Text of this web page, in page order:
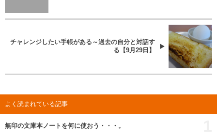
チャレンジしたい手帳がある～過去の自分と対話す
る【9月29日】
よく読まれている記事
無印の文庫本ノートを何に使おう・・・。